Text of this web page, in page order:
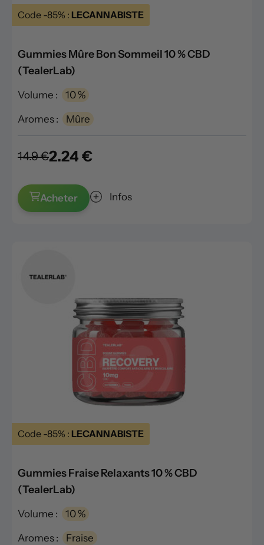
Code -85% : LECANNABISTE
Gummies Mûre Bon Sommeil 10 % CBD
(TealerLab)
Volume : 10 %
Aromes : Mûre
14.9 €2.24 €
Acheter Infos
Code -85% : LECANNABISTE
Gummies Fraise Relaxants 10 % CBD
(TealerLab)
Volume : 10 %
Aromes : Fraise